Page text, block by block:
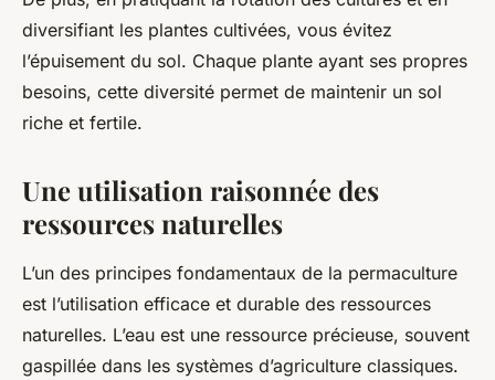
diversifiant les plantes cultivées, vous évitez
l’épuisement du sol. Chaque plante ayant ses propres
besoins, cette diversité permet de maintenir un sol
riche et fertile.
Une utilisation raisonnée des
ressources naturelles
L’un des principes fondamentaux de la permaculture
est l’utilisation efficace et durable des ressources
naturelles. L’eau est une ressource précieuse, souvent
gaspillée dans les systèmes d’agriculture classiques.